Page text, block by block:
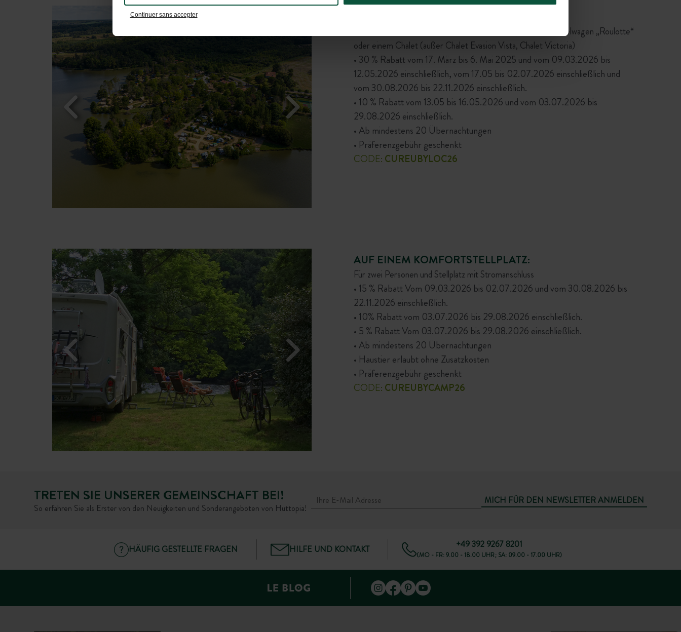
Continuer sans accepter
Auf alle Aufenthalte in einem Toile & Bois-Zelt, einem Schindelwagen „Roulotte“
oder einem Chalet (außer Chalet Evasion Vista, Chalet Victoria)
• 30 % Rabatt vom 17. März bis 6. Mai 2025 und vom 09.03.2026 bis
12.05.2026 einschließlich, vom 17.05 bis 02.07.2026 einschließlich und
vom 30.08.2026 bis 22.11.2026 einschließlich.
• 10 % Rabatt vom 13.05 bis 16.05.2026 und vom 03.07.2026 bis
29.08.2026 einschließlich.
• Ab mindestens 20 Übernachtungen
• Präferenzgebühr geschenkt
CODE: CUREUBYLOC26
AUF EINEM KOMFORTSTELLPLATZ:
Für zwei Personen und Stellplatz mit Stromanschluss
• 15 % Rabatt Vom 09.03.2026 bis 02.07.2026 und vom 30.08.2026 bis
22.11.2026 einschließlich.
• 10% Rabatt vom 03.07.2026 bis 29.08.2026 einschließlich.
• 5 % Rabatt Vom 03.07.2026 bis 29.08.2026 einschließlich.
• Ab mindestens 20 Übernachtungen
• Haustier erlaubt ohne Zusatzkosten
• Präferenzgebühr geschenkt
CODE: CUREUBYCAMP26
TRETEN SIE UNSERER GEMEINSCHAFT BEI!
So erfahren Sie als Erster von den Neuigkeiten und Sonderangeboten von Huttopia!
MICH FÜR DEN NEWSLETTER ANMELDEN
HÄUFIG GESTELLTE FRAGEN HILFE UND KONTAKT +49 392 9267 8201
(MO - FR: 9.00 - 18.00 UHR; SA: 09.00 - 17.00 UHR)